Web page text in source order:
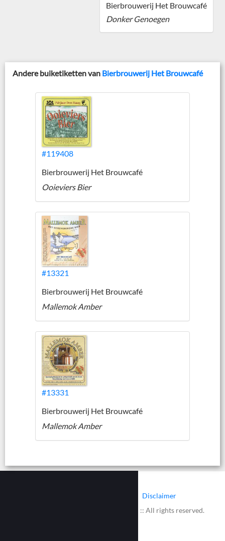
Bierbrouwerij Het Brouwcafé
Donker Genoegen
Andere buiketiketten van Bierbrouwerij Het Brouwcafé
#119408
Bierbrouwerij Het Brouwcafé
Ooieviers Bier
#13321
Bierbrouwerij Het Brouwcafé
Mallemok Amber
#13331
Bierbrouwerij Het Brouwcafé
Mallemok Amber
Disclaimer
© 2002 - 2026 :: www.bieretiketten.nl :: All rights reserved.